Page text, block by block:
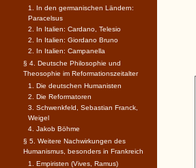
1. In den germanischen Ländern:
Paracelsus
2. In Italien: Cardano, Telesio
2. In Italien: Giordano Bruno
2. In Italien: Campanella
§ 4. Deutsche Philosophie und
Theosophie im Reformationszeitalter
1. Die deutschen Humanisten
2. Die Reformatoren
3. Schwenkfeld, Sebastian Franck,
Weigel
4. Jakob Böhme
§ 5. Weitere Nachwirkungen des
Humanismus, besonders in Frankreich
1. Empiristen (Vives, Ramus)